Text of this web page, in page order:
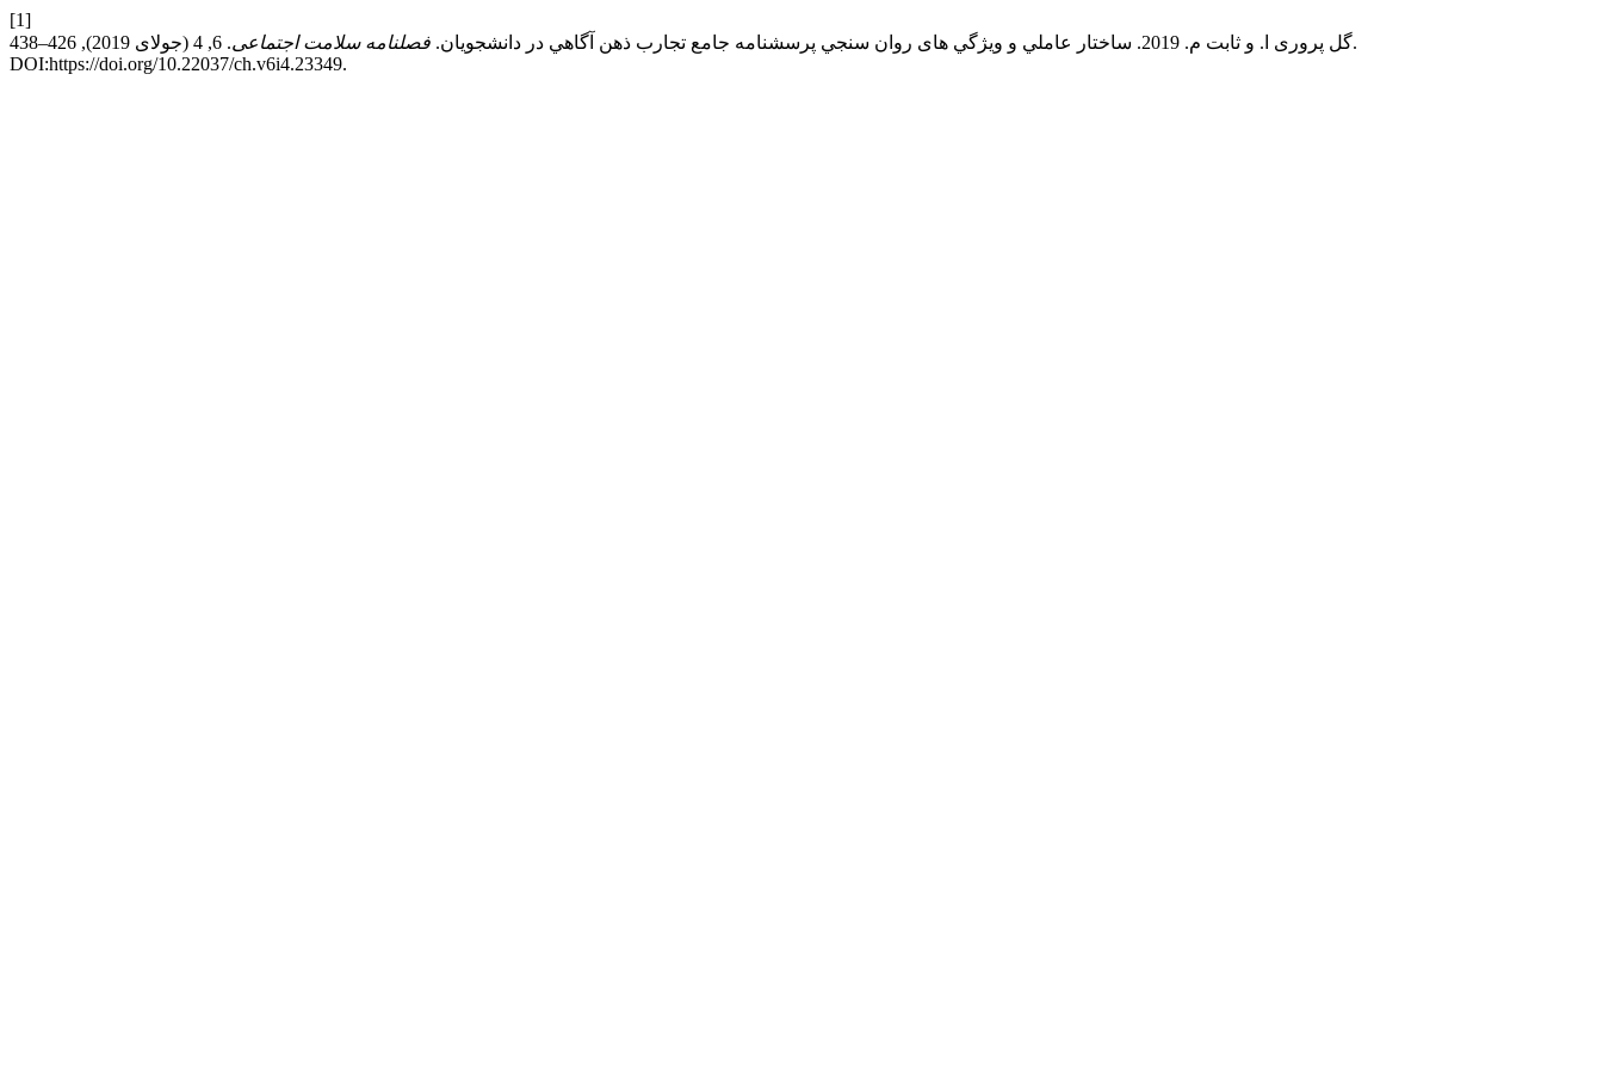
[1]
گل پروری ا. و ثابت م. 2019. ساختار عاملي و ویژگي های روان سنجي پرسشنامه جامع تجارب ذهن آگاهي در دانشجویان.
فصلنامه سلامت اجتماعی
. 6, 4 (جولای 2019), 426–438.
DOI:https://doi.org/10.22037/ch.v6i4.23349.